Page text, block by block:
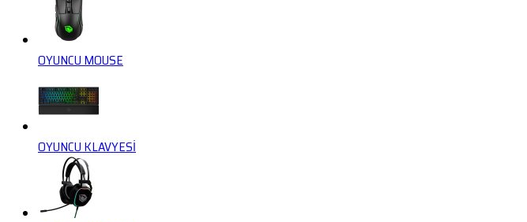
OYUNCU MOUSE
OYUNCU KLAVYESİ